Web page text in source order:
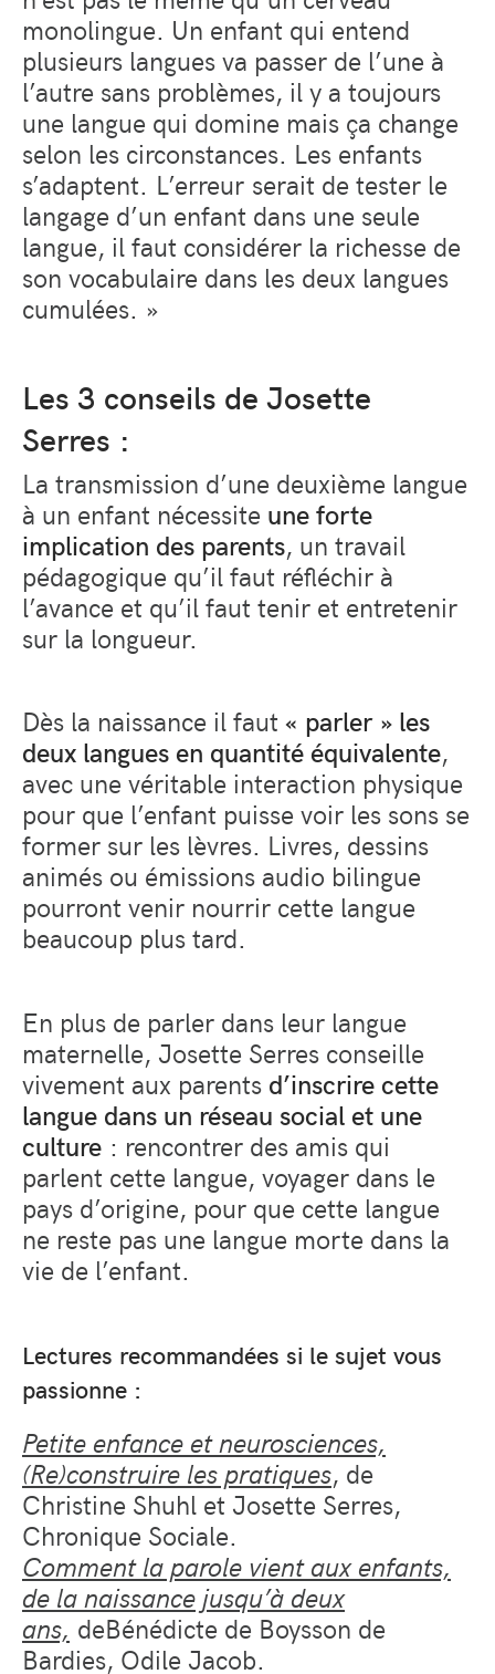
monolingue. Un enfant qui entend
plusieurs langues va passer de l’une à
l’autre sans problèmes, il y a toujours
une langue qui domine mais ça change
selon les circonstances. Les enfants
s’adaptent. L’erreur serait de tester le
langage d’un enfant dans une seule
langue, il faut considérer la richesse de
son vocabulaire dans les deux langues
cumulées. »
Les 3 conseils de Josette
Serres :
La transmission d’une deuxième langue
à un enfant nécessite une forte
implication des parents, un travail
pédagogique qu’il faut réfléchir à
l’avance et qu’il faut tenir et entretenir
sur la longueur.
Dès la naissance il faut « parler » les
deux langues en quantité équivalente,
avec une véritable interaction physique
pour que l’enfant puisse voir les sons se
former sur les lèvres. Livres, dessins
animés ou émissions audio bilingue
pourront venir nourrir cette langue
beaucoup plus tard.
En plus de parler dans leur langue
maternelle, Josette Serres conseille
vivement aux parents d’inscrire cette
langue dans un réseau social et une
culture : rencontrer des amis qui
parlent cette langue, voyager dans le
pays d’origine, pour que cette langue
ne reste pas une langue morte dans la
vie de l’enfant.
Lectures recommandées si le sujet vous
passionne :
Petite enfance et neurosciences,
(Re)construire les pratiques, de
Christine Shuhl et Josette Serres,
Chronique Sociale.
Comment la parole vient aux enfants,
de la naissance jusqu’à deux
ans, deBénédicte de Boysson de
Bardies, Odile Jacob.